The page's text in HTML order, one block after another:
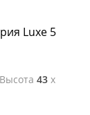
Luxe 5
Высота 43 x